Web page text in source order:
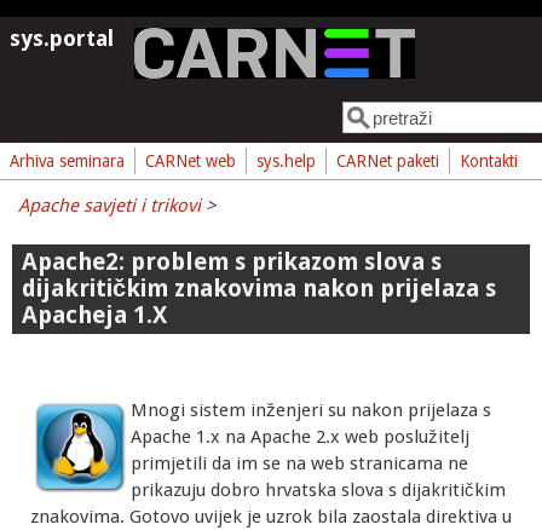
Skoči na glavni sadržaj
sys.portal
Obrazac pretrage
Pretraga
Arhiva seminara CARNet web sys.help CARNet paketi Kontakti
Apache savjeti i trikovi>
Apache2: problem s prikazom slova s
dijakritičkim znakovima nakon prijelaza s
Apacheja 1.X
Mnogi sistem inženjeri su nakon prijelaza s
Apache 1.x na Apache 2.x web poslužitelj
primjetili da im se na web stranicama ne
prikazuju dobro hrvatska slova s dijakritičkim
znakovima. Gotovo uvijek je uzrok bila zaostala direktiva u